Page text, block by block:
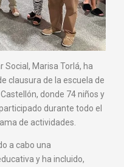
Social, Marisa Torlá, ha
clausura de la escuela de
donde 74 niños y
durante todo el
de actividades.
a cabo una
y ha incluido,